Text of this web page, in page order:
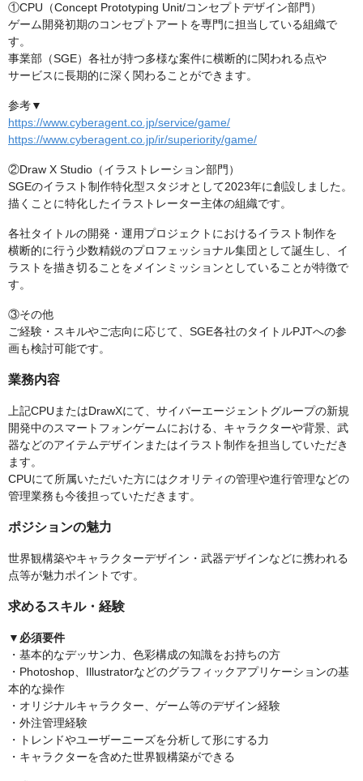
①CPU（Concept Prototyping Unit/コンセプトデザイン部門）
ゲーム開発初期のコンセプトアートを専門に担当している組織で
す。
事業部（SGE）各社が持つ多様な案件に横断的に関われる点や
サービスに長期的に深く関わることができます。
参考▼
https://www.cyberagent.co.jp/service/game/
https://www.cyberagent.co.jp/ir/superiority/game/
②Draw X Studio（イラストレーション部門）
SGEのイラスト制作特化型スタジオとして2023年に創設しました。
描くことに特化したイラストレーター主体の組織です。
各社タイトルの開発・運用プロジェクトにおけるイラスト制作を
横断的に行う少数精鋭のプロフェッショナル集団として誕生し、イ
ラストを描き切ることをメインミッションとしていることが特徴で
す。
③その他
ご経験・スキルやご志向に応じて、SGE各社のタイトルPJTへの参
画も検討可能です。
業務内容
上記CPUまたはDrawXにて、サイバーエージェントグループの新規
開発中のスマートフォンゲームにおける、キャラクターや背景、武
器などのアイテムデザインまたはイラスト制作を担当していただき
ます。
CPUにて所属いただいた方にはクオリティの管理や進行管理などの
管理業務も今後担っていただきます。
ポジションの魅力
世界観構築やキャラクターデザイン・武器デザインなどに携われる
点等が魅力ポイントです。
求めるスキル・経験
▼必須要件
・基本的なデッサン力、色彩構成の知識をお持ちの方
・Photoshop、Illustratorなどのグラフィックアプリケーションの基
本的な操作
・オリジナルキャラクター、ゲーム等のデザイン経験
・外注管理経験
・トレンドやユーザーニーズを分析して形にする力
・キャラクターを含めた世界観構築ができる